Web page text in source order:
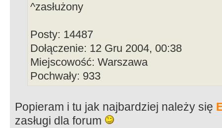
^zasłużony
Posty: 14487
Dołączenie: 12 Gru 2004, 00:38
Miejscowość: Warszawa
Pochwały: 933
Popieram i tu jak najbardziej należy się
zasługi dla forum